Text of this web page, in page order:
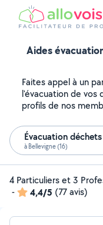
Aides
Faites appel à un
l'évacuation de vos
profils de nos
Évacuation
à Bellevigne (16)
4 Particuliers et 3
-
4,4/5 (77 avis)